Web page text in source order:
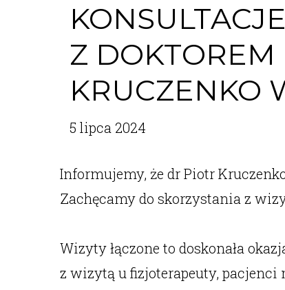
Z DOKTOREM
KRUCZENKO
5 lipca 2024
Informujemy, że dr Piotr
Zachęcamy do skorzystania z
Wizyty łączone to doskonała
z wizytą u fizjoterapeuty, pacjenci